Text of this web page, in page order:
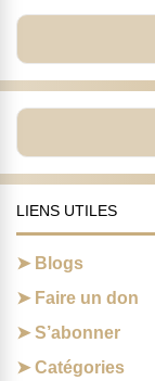
LIENS UTILES
Blogs
Faire un don
S’abonner
Catégories